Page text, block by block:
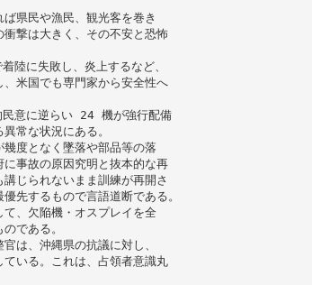
県民や漁民、観光客を巻き
撃は大きく、その不安と恐怖
陸に失敗し、炎上するなど、
米国でも専門家から安全性へ
民意に逆らい 24 機が強行配備
常な状況にある。
度となく墜落や部品等の落
事故の原因究明と抜本的な再
じられないまま訓練が再開さ
先するもので言語道断である。
、欠陥機・オスプレイを全
である。
は、沖縄県の抗議に対し、
ている。これは、占領者意識丸